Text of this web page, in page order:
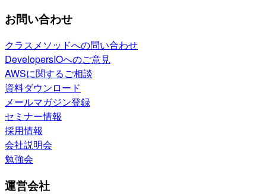
お問い合わせ
クラスメソッドへの問い合わせ
DevelopersIOへのご意見
AWSに関するご相談
資料ダウンロード
メールマガジン登録
セミナー情報
採用情報
会社説明会
勉強会
運営会社